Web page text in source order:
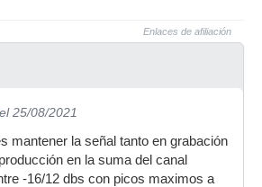
Enlaces de afiliación
el 25/08/2021
mantener la señal tanto en grabación
en la suma del canal
-16/12 dbs con picos maximos a